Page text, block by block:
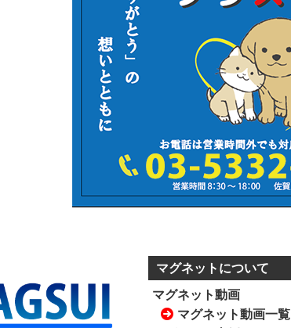
マグネットについて
マグネット動画
マグネット動画一覧